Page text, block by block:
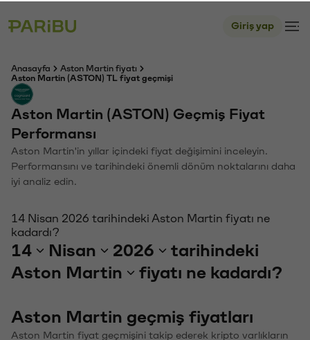
Giriş yap
Anasayfa
Aston Martin fiyatı
Aston Martin (ASTON) TL fiyat geçmişi
Aston Martin (ASTON) Geçmiş Fiyat
Performansı
Aston Martin'in yıllar içindeki fiyat değişimini inceleyin.
Performansını ve tarihindeki önemli dönüm noktalarını daha
iyi analiz edin.
14 Nisan 2026 tarihindeki Aston Martin fiyatı ne
kadardı?
14 Nisan 2026
tarihindeki
Aston Martin
fiyatı ne kadardı?
Aston Martin geçmiş fiyatları
Aston Martin fiyat geçmişini takip ederek kripto varlıkların